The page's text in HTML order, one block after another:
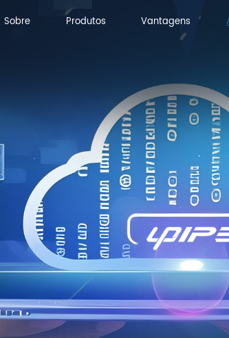
Sobre Produtos Vantagens
Vantagens